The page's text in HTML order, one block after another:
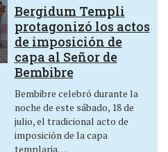
Bergidum Templi
protagonizó los actos
de imposición de
capa al Señor de
Bembibre
Bembibre celebró durante la
noche de este sábado, 18 de
julio, el tradicional acto de
imposición de la capa
templaria…